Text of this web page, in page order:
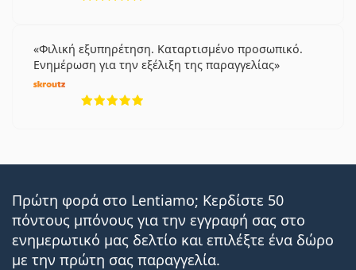
Φιλική εξυπηρέτηση. Καταρτισμένο προσωπικό.
Ενημέρωση για την εξέλιξη της παραγγελίας
Πρώτη φορά στο Lentiamo; Κερδίστε 50
πόντους μπόνους για την εγγραφή σας στο
ενημερωτικό μας δελτίο και επιλέξτε ένα δώρο
με την πρώτη σας παραγγελία.